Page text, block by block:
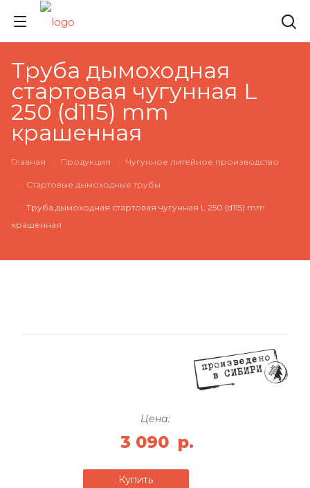
Труба дымоходная
стартовая чугунная L
250 (d115) mm
крашенная
Главная Продукция Чугунное литейное производство
Стартовые дымоходные трубы
Труба дымоходная стартовая чугунная L 250 (d115) mm
крашенная
Цена:
3 090 р.
Купить